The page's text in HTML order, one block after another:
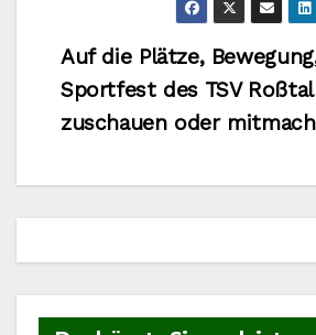
Auf die Plätze,
Sportfest des TSV
zuschauen oder